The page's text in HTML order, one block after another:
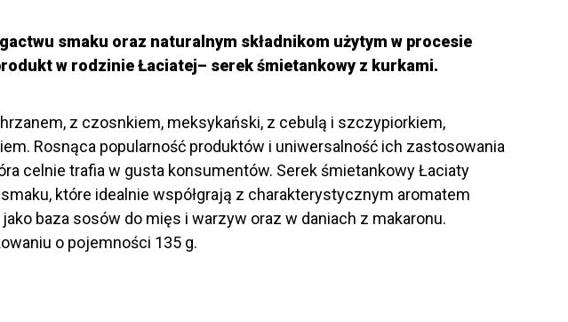
smaku oraz naturalnym składnikom użytym w procesie
w rodzinie Łaciatej– serek śmietankowy z kurkami.
z czosnkiem, meksykański, z cebulą i szczypiorkiem,
Rosnąca popularność produktów i uniwersalność ich zastosowania
celnie trafia w gusta konsumentów. Serek śmietankowy Łaciaty
które idealnie współgrają z charakterystycznym aromatem
baza sosów do mięs i warzyw oraz w daniach z makaronu.
o pojemności 135 g.